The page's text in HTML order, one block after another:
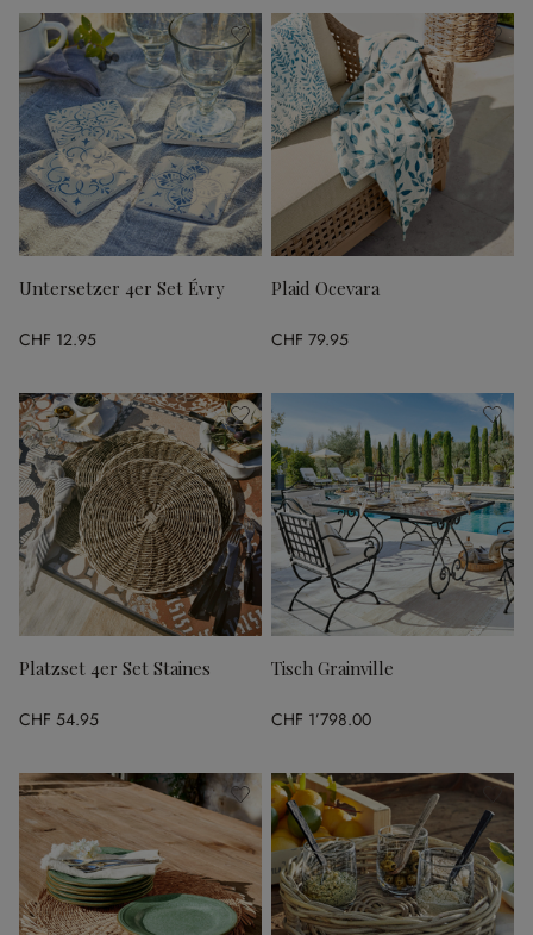
Untersetzer 4er Set Évry
CHF 12.95
Plaid Ocevara
CHF 79.95
Platzset 4er Set Staines
CHF 54.95
Tisch Grainville
CHF 1’798.00